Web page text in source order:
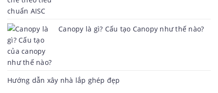
Canopy là gì? Cấu tạo Canopy như thế nào?
Hướng dẫn xây nhà lắp ghép đẹp